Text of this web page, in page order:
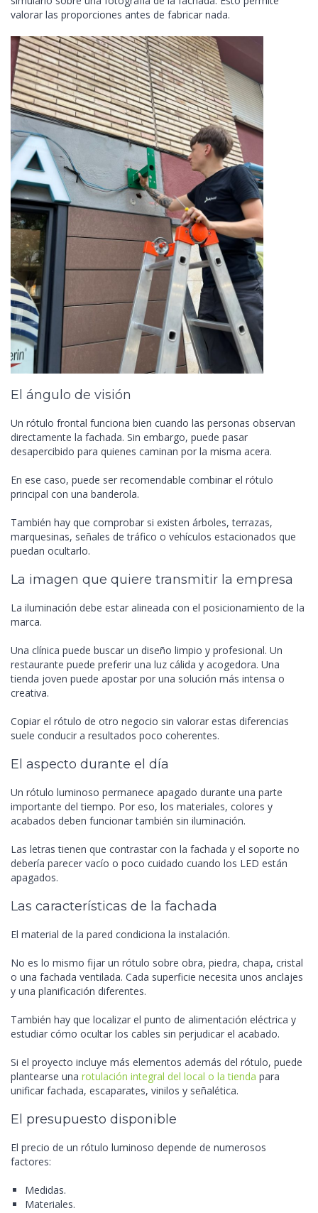
valorar las proporciones antes de fabricar nada.
El ángulo de visión
Un rótulo frontal funciona bien cuando las personas observan
directamente la fachada. Sin embargo, puede pasar
desapercibido para quienes caminan por la misma acera.
En ese caso, puede ser recomendable combinar el rótulo
principal con una banderola.
También hay que comprobar si existen árboles, terrazas,
marquesinas, señales de tráfico o vehículos estacionados que
puedan ocultarlo.
La imagen que quiere transmitir la empresa
La iluminación debe estar alineada con el posicionamiento de la
marca.
Una clínica puede buscar un diseño limpio y profesional. Un
restaurante puede preferir una luz cálida y acogedora. Una
tienda joven puede apostar por una solución más intensa o
creativa.
Copiar el rótulo de otro negocio sin valorar estas diferencias
suele conducir a resultados poco coherentes.
El aspecto durante el día
Un rótulo luminoso permanece apagado durante una parte
importante del tiempo. Por eso, los materiales, colores y
acabados deben funcionar también sin iluminación.
Las letras tienen que contrastar con la fachada y el soporte no
debería parecer vacío o poco cuidado cuando los LED están
apagados.
Las características de la fachada
El material de la pared condiciona la instalación.
No es lo mismo fijar un rótulo sobre obra, piedra, chapa, cristal
o una fachada ventilada. Cada superficie necesita unos anclajes
y una planificación diferentes.
También hay que localizar el punto de alimentación eléctrica y
estudiar cómo ocultar los cables sin perjudicar el acabado.
Si el proyecto incluye más elementos además del rótulo, puede
plantearse una rotulación integral del local o la tienda para
unificar fachada, escaparates, vinilos y señalética.
El presupuesto disponible
El precio de un rótulo luminoso depende de numerosos
factores:
Medidas.
Materiales.